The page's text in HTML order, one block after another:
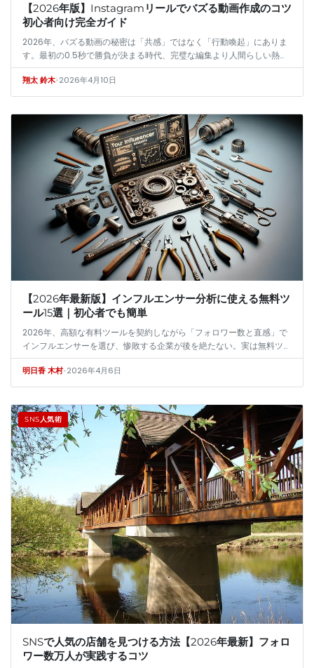
【2026年版】Instagramリールでバズる動画作成のコツ
初心者向け完全ガイド
2026年、バズる動画の秘密は「共感」ではなく「行動喚起」にありま
す。最初の0.5秒で勝負が決まる時代、完璧な編集より人間らしい熱量
が重要です。初心者が月10万再生を達成するための具体的なパターン
と、…
翔太 鈴木•2026年4月10日
【2026年最新版】インフルエンサー分析に使える無料ツ
ール15選｜初心者でも簡単
2026年、高額な有料ツールを契約しながら「フォロワー数と直感」で
インフルエンサーを選び、惨敗する企業が後を絶たない。実は無料ツー
ルだけでプロ級の分析は可能だ。数十万円を無駄にした私が、毎日使う
実践的…
明日香 木村•2026年4月6日
SNS人気術
SNSで人気の店舗を見つける方法【2026年最新】フォロ
ワー数万人が実践するコツ